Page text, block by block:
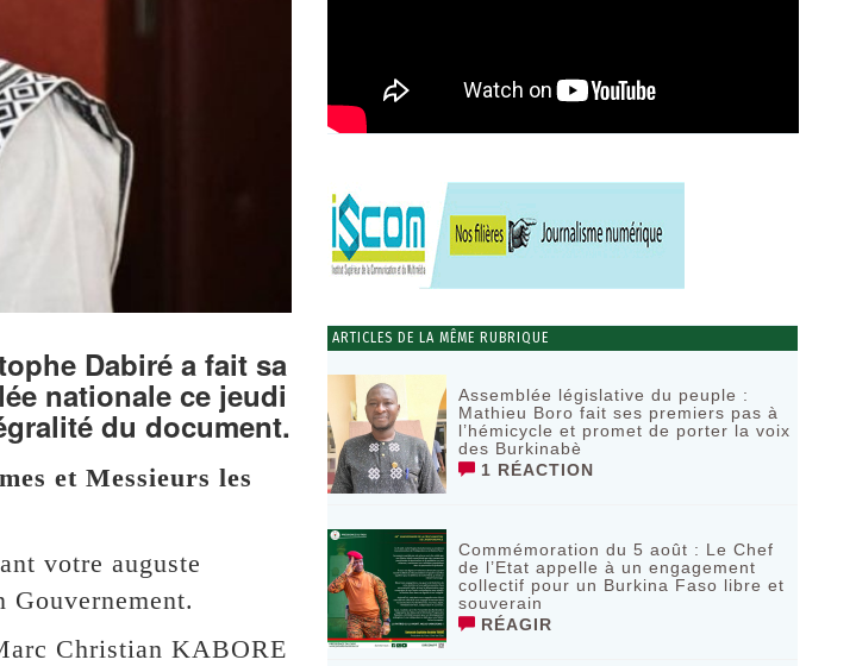
Dabiré a fait sa
nationale ce jeudi
du document.
et Messieurs les
votre auguste
Gouvernement.
Christian KABORE
ARTICLES DE LA MÊME RUBRIQUE
Assemblée législative du peuple :
Mathieu Boro fait ses premiers pas à
l’hémicycle et promet de porter la voix
des Burkinabè
1 RÉACTION
Commémoration du 5 août : Le Chef
de l’Etat appelle à un engagement
collectif pour un Burkina Faso libre et
souverain
RÉAGIR